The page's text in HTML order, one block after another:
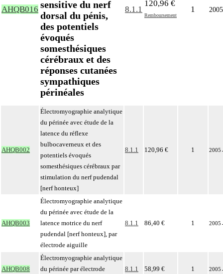
AHQB016 sensitive du nerf
dorsal du pénis,
des potentiels
évoqués
somesthésiques
cérébraux et des
réponses cutanées
sympathiques
périnéales
8.1.1
120,96 €
Remboursement
1 2005
AHQB002
Électromyographie analytique
du périnée avec étude de la
latence du réflexe
bulbocaverneux et des
potentiels évoqués
somesthésiques cérébraux par
stimulation du nerf pudendal
[nerf honteux]
8.1.1 120,96 € 1 2005
AHQB003
Électromyographie analytique
du périnée avec étude de la
latence motrice du nerf
pudendal [nerf honteux], par
électrode aiguille
8.1.1 86,40 € 1 2005
AHQB008
Électromyographie analytique
du périnée par électrode
8.1.1 58,99 € 1 2005